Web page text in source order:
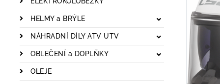
HELMY a BRÝLE
NÁHRADNÍ DÍLY ATV UTV
OBLEČENÍ a DOPLŇKY
OLEJE